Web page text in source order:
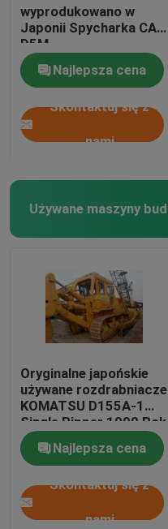
wyprodukowano w
Japonii Spycharka CAT
D5M
Najlepsza cena
Skontaktuj się z
nami
Oryginalne japońskie
używane rozdrabniacze
KOMATSU D155A-1
Single Ripper 1990 Rok
Najlepsza cena
Skontaktuj się z
nami